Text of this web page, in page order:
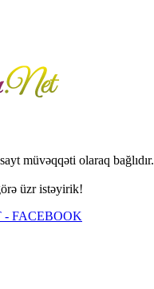
müvəqqəti olaraq bağlıdır.
üzr istəyirik!
FACEBOOK